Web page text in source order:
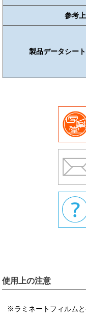
参考
製品データシー
使用上の注意
※ラミネートフィルムと